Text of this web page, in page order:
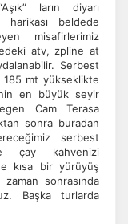
olarak
ve
ların diyarı
harikası beldede
misafirlerimiz
atv, zpline at
Serbest
185 mt yükseklikte
en büyük seyir
Cam Terasa
sonra buradan
serbest
çay kahvenizi
kısa bir yürüyüş
sonrasında
Başka turlarda